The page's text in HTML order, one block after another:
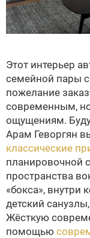
Этот интерьер
семейной пары
пожелание
современным,
ощущениям.
Арам Геворгян
классические
планировочной
пространства
«бокса», внутри
детский
Жёсткую
помощью